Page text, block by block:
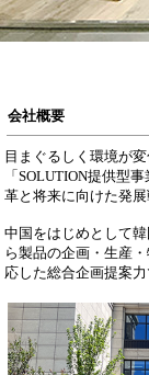
会社概要
目まぐるしく環境が
「SOLUTION提供型
革と将来に向けた発
中国をはじめとして
ら製品の企画・生産
応した総合企画提案